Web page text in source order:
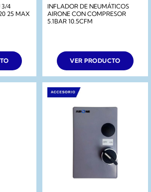
3/4
25 MAX
INFLADOR DE NEUMÁTICOS
AIRONE CON COMPRESOR
5.1BAR 10.5CFM
VER PRODUCTO